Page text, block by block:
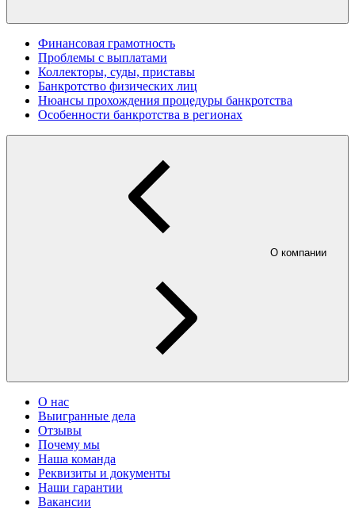
Финансовая грамотность
Проблемы с выплатами
Коллекторы, суды, приставы
Банкротство физических лиц
Нюансы прохождения процедуры банкротства
Особенности банкротства в регионах
О компании
О нас
Выигранные дела
Отзывы
Почему мы
Наша команда
Реквизиты и документы
Наши гарантии
Вакансии